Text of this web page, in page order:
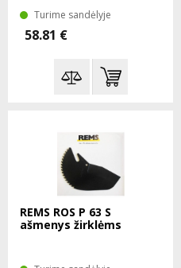
Turime sandėlyje
58.81 €
REMS ROS P 63 S
ašmenys žirklėms